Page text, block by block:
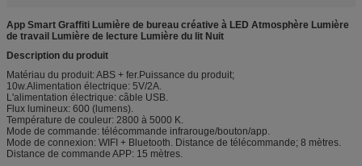
App Smart Graffiti Lumière de bureau créative à LED Atmosphère Lumière
de travail Lumière de lecture Lumière du lit Nuit
Description du produit
Matériau du produit: ABS + fer.Puissance du produit;
10w.Alimentation électrique: 5V/2A.
L'alimentation électrique: câble USB.
Flux lumineux: 600 (lumens).
Température de couleur: 2800 à 5000 K.
Mode de commande: télécommande infrarouge/bouton/app.
Mode de connexion: WIFI + Bluetooth. Distance de télécommande; 8 mètres.
Distance de commande APP: 15 mètres.